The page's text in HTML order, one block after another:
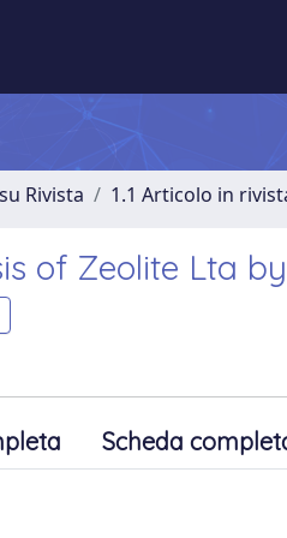
Rivista 1.1 Articolo in
of Zeolite Lta
Scheda